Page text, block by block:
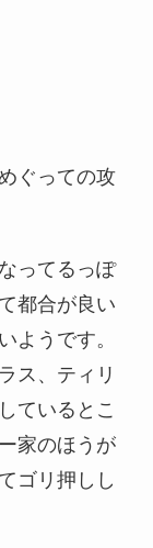
ぐっての攻
ってるっぽ
都合が良い
ようです。
ス、ティリ
ているとこ
家のほうが
ゴリ押しし